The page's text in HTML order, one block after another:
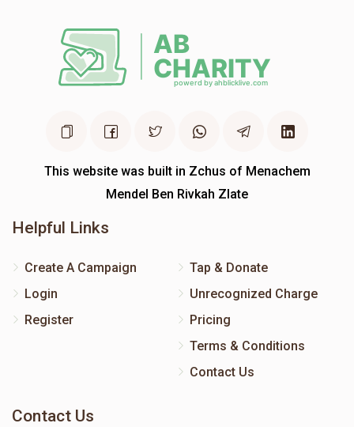
This website was built in Zchus of Menachem
Mendel Ben Rivkah Zlate
Helpful Links
Create A Campaign
Login
Register
Tap & Donate
Unrecognized Charge
Pricing
Terms & Conditions
Contact Us
Contact Us